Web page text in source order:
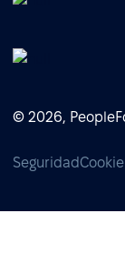
© 2026,
Seguridad